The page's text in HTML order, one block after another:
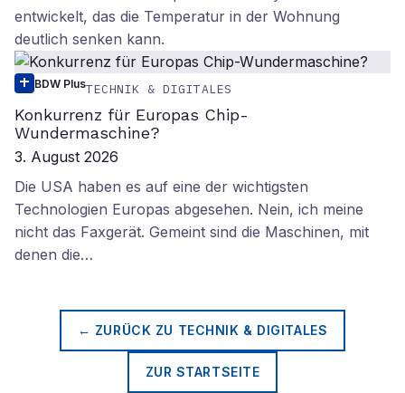
entwickelt, das die Temperatur in der Wohnung
deutlich senken kann.
BDW PlusTECHNIK & DIGITALES
Konkurrenz für Europas Chip-
Wundermaschine?
3. August 2026
Die USA haben es auf eine der wichtigsten
Technologien Europas abgesehen. Nein, ich meine
nicht das Faxgerät. Gemeint sind die Maschinen, mit
denen die…
← ZURÜCK ZU TECHNIK & DIGITALES
ZUR STARTSEITE